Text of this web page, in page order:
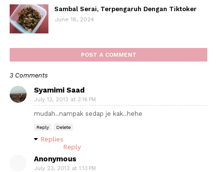
Sambal Serai, Terpengaruh Dengan Tiktoker
June 18, 2024
POST A COMMENT
3 Comments
Syamimi Saad
July 12, 2013 at 3:16 PM
mudah..nampak sedap je kak..hehe
Reply Delete
Replies
Reply
Anonymous
July 23, 2013 at 1:13 PM